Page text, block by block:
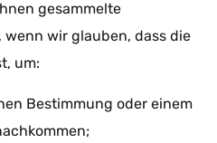
gesammelte
wir glauben, dass die
um:
Bestimmung oder einem